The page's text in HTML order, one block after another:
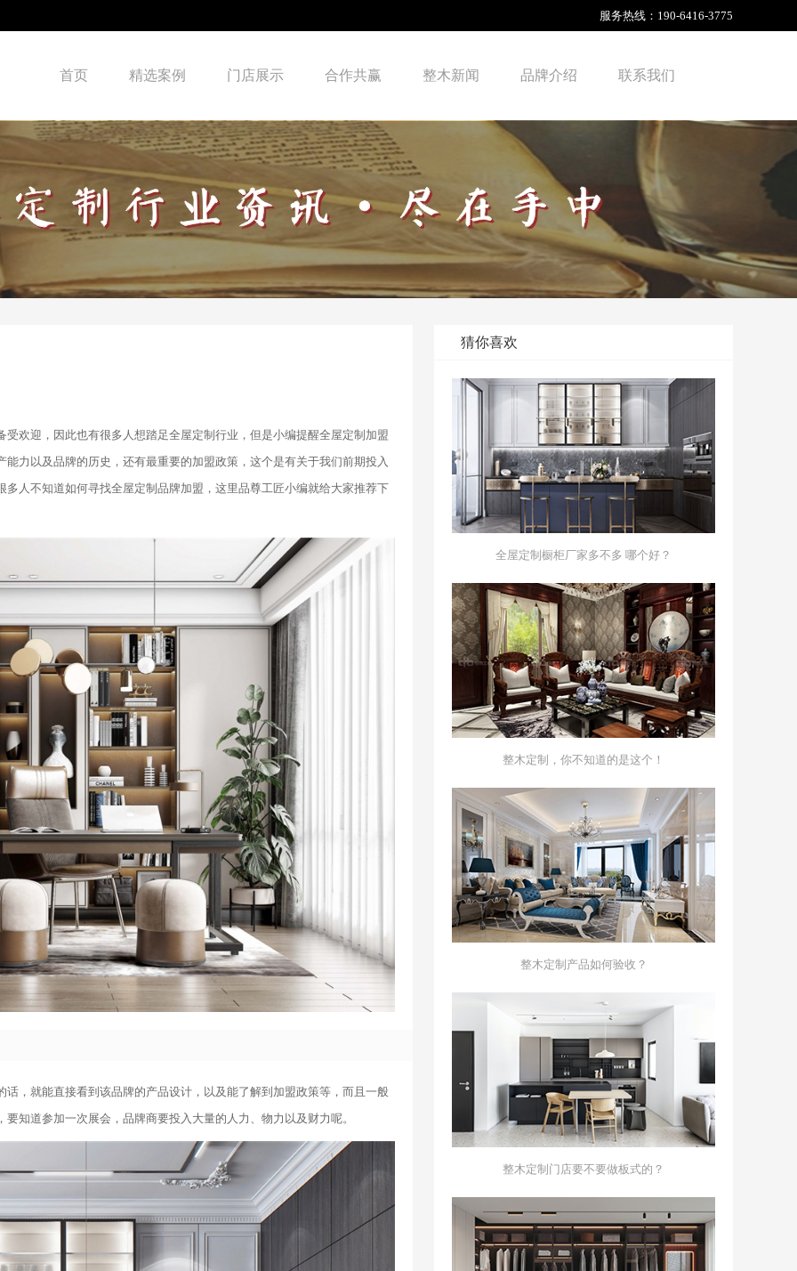
服务热线： 190-6416-3775
首页 精选案例 门店展示 合作共赢 整木新闻 品牌介绍 联系我们
受欢迎，因此也有很多人想踏足全屋定制行业，但是小编提醒全屋定制加盟
力以及品牌的历史，还有最重要的加盟政策，这个是有关于我们前期投入
人不知道如何寻找全屋定制品牌加盟，这里品尊工匠小编就给大家推荐下
，就能直接看到该品牌的产品设计，以及能了解到加盟政策等，而且一般
知道参加一次展会，品牌商要投入大量的人力、物力以及财力呢。
猜你喜欢
全屋定制橱柜厂家多不多 哪个好？
整木定制，你不知道的是这个！
整木定制产品如何验收？
整木定制门店要不要做板式的？